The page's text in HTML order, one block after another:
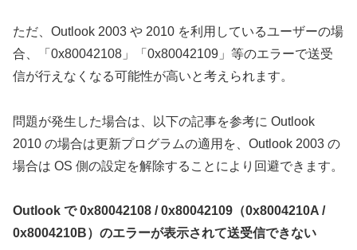
ただ、Outlook 2003 や 2010 を利用しているユーザーの場
合、「0x80042108」「0x80042109」等のエラーで送受
信が行えなくなる可能性が高いと考えられます。
問題が発生した場合は、以下の記事を参考に Outlook
2010 の場合は更新プログラムの適用を、Outlook 2003 の
場合は OS 側の設定を解除することにより回避できます。
Outlook で 0x80042108 / 0x80042109（0x8004210A /
0x8004210B）のエラーが表示されて送受信できない